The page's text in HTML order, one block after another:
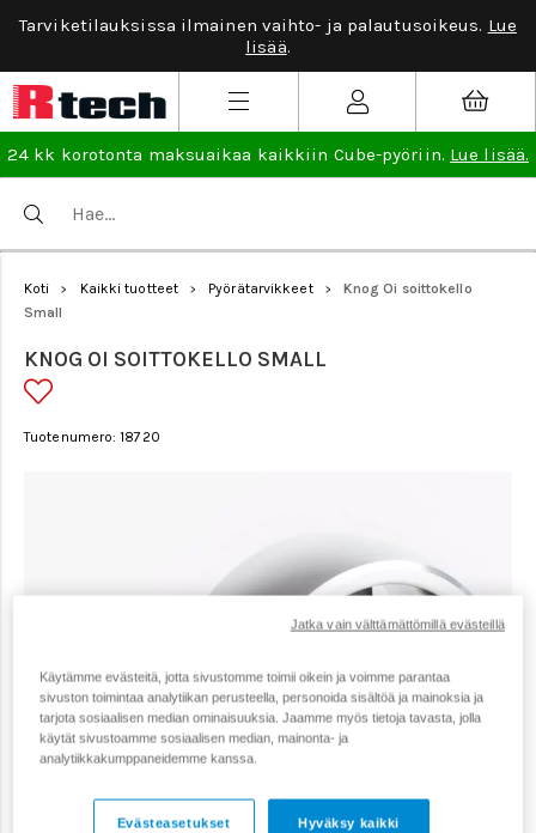
Tarviketilauksissa ilmainen vaihto- ja palautusoikeus. Lue
lisää.
24 kk korotonta maksuaikaa kaikkiin Cube-pyöriin. Lue lisää.
Koti > Kaikki tuotteet > Pyörätarvikkeet >
Knog Oi soittokello
Small
KNOG OI SOITTOKELLO SMALL
Tuotenumero: 18720
Käytämme evästeitä, jotta sivustomme toimii oikein ja voimme parantaa
sivuston toimintaa analytiikan perusteella, personoida sisältöä ja mainoksia ja
tarjota sosiaalisen median ominaisuuksia. Jaamme myös tietoja tavasta, jolla
käytät sivustoamme sosiaalisen median, mainonta- ja
analytiikkakumppaneidemme kanssa.
Hyväksy kaikki
Evästeasetukset
Jatka vain välttämättömillä evästeillä